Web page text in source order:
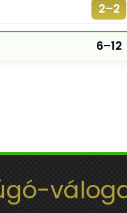
2–2
6–12